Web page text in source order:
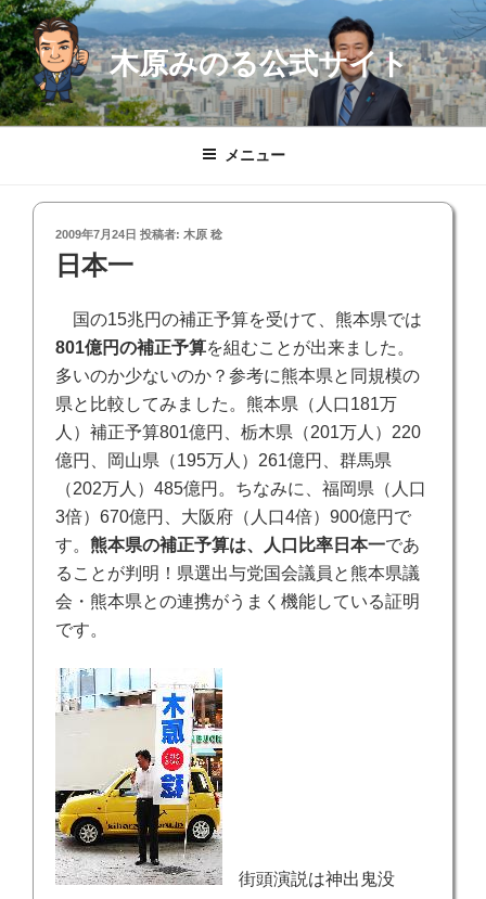
コ
ン
テ
ン
ツ
木原みのる公式サイト
メニュー
投
稿
日:
2009年7月24日 投稿者: 木原 稔
日本一
国の15兆円の補正予算を受けて、熊本県では
801億円の補正予算を組むことが出来ました。
多いのか少ないのか？参考に熊本県と同規模の
県と比較してみました。熊本県（人口181万
人）補正予算801億円、栃木県（201万人）220
億円、岡山県（195万人）261億円、群馬県
（202万人）485億円。ちなみに、福岡県（人口
3倍）670億円、大阪府（人口4倍）900億円で
す。 熊本県の補正予算は、人口比率日本一であ
ることが判明！県選出与党国会議員と熊本県議
会・熊本県との連携がうまく機能している証明
です。
街頭演説は神出鬼没